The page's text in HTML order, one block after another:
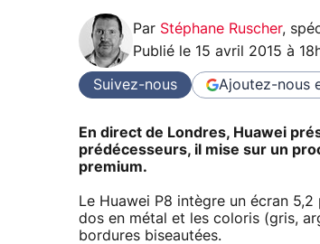
Par Stéphane Ruscher,
Publié le 15 avril 2015 à
Suivez-nous Ajoutez-nous
En direct de Londres, Huawei
prédécesseurs, il mise sur un
premium.
Le Huawei P8 intègre un écran
dos en métal et les coloris (gris,
bordures biseautées.